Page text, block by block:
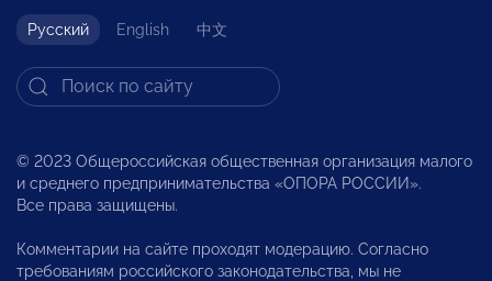
Русский English 中文
© 2023 Общероссийская общественная организация малого
и среднего предпринимательства «ОПОРА РОССИИ».
Все права защищены.
Комментарии на сайте проходят модерацию. Согласно
требованиям российского законодательства, мы не